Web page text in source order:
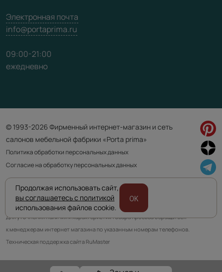
Электронная почта
info@portaprima.ru
09:00-21:00
ежедневно
© 1993-2026 Фирменный интернет-магазин и сеть
салонов мебельной фабрики «Porta prima»
Политика обработки персональных данных
Согласие на обработку персональных данных
Приведенная на сайте информация не является публичной офертой
и носит информационно ознакомительный характер.
Для уточнения наличия и характеристик товара просьба обращаться
к менеджерам интернет магазина по указанным номерам телефонов.
Техническая поддержка сайта RuMaster
Продолжая использовать сайт,
вы соглашаетесь с политикой
использования файлов cookie.
OK